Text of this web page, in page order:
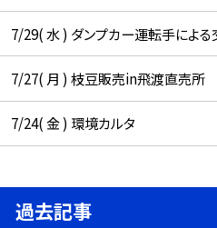
7/29( 水 ) ダンプカー運転手によ
7/27( 月 ) 枝豆販売in飛渡直売所
7/24( 金 ) 環境カルタ
過去記事